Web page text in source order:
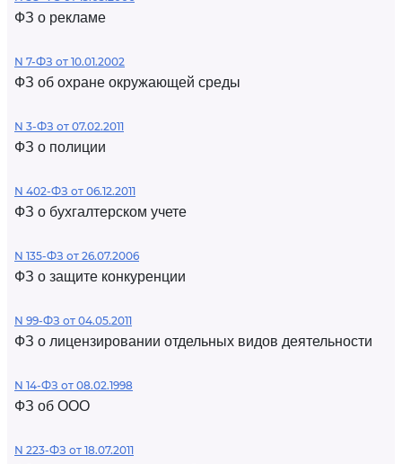
ФЗ о рекламе
N 7-ФЗ от 10.01.2002
ФЗ об охране окружающей среды
N 3-ФЗ от 07.02.2011
ФЗ о полиции
N 402-ФЗ от 06.12.2011
ФЗ о бухгалтерском учете
N 135-ФЗ от 26.07.2006
ФЗ о защите конкуренции
N 99-ФЗ от 04.05.2011
ФЗ о лицензировании отдельных видов деятельности
N 14-ФЗ от 08.02.1998
ФЗ об ООО
N 223-ФЗ от 18.07.2011